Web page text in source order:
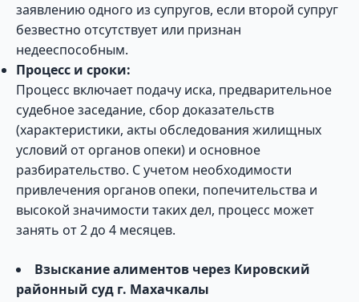
заявлению одного из супругов, если второй супруг
безвестно отсутствует или признан
недееспособным.
Процесс и сроки:
Процесс включает подачу иска, предварительное
судебное заседание, сбор доказательств
(характеристики, акты обследования жилищных
условий от органов опеки) и основное
разбирательство. С учетом необходимости
привлечения органов опеки, попечительства и
высокой значимости таких дел, процесс может
занять от 2 до 4 месяцев.
Взыскание алиментов через Кировский
районный суд г. Махачкалы